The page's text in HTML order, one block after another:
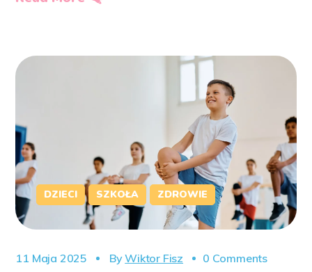
DZIECI SZKOŁA ZDROWIE
11 Maja 2025 ByWiktor Fisz 0 Comments